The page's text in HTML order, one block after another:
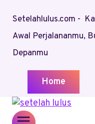
content
Setelahlulus.com -
Awal Perjalananmu,
Depanmu
Home